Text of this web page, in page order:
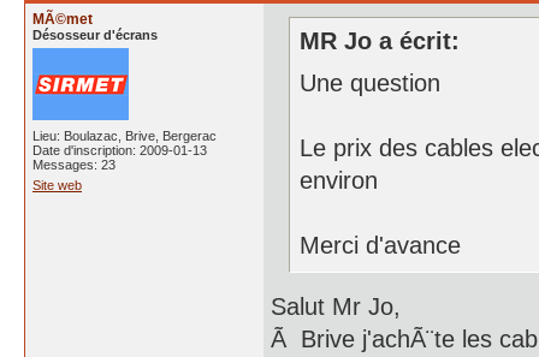
MÃ©met
Désosseur d'écrans
Lieu: Boulazac, Brive, Bergerac
Date d'inscription: 2009-01-13
Messages: 23
Site web
MR Jo a écrit:
Une question
Le prix des cables
environ
Merci d'avance
Salut Mr Jo,
Ã Brive j'achÃ¨te les